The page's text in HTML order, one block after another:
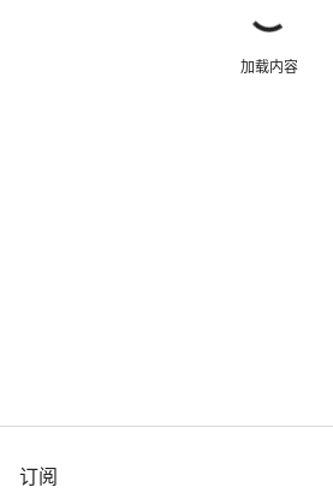
加载内容
订阅